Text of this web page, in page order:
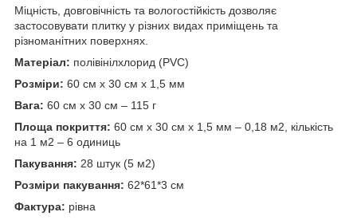
Міцність, довговічність та вологостійкість дозволяє
застосовувати плитку у різних видах приміщень та
різноманітних поверхнях.
Матеріал: полівінілхлорид (PVC)
Розміри: 60 см х 30 см х 1,5 мм
Вага: 60 см х 30 см – 115 г
Площа покриття: 60 см х 30 см х 1,5 мм – 0,18 м2 , кількість
на 1 м2 – 6 одиниць
Пакування: 28 штук (5 м2)
Розміри пакування: 62*61*3 см
Фактура: рівна